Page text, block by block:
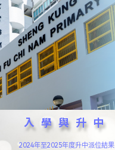
入學與升中
2024年至2025年度升中派位結果